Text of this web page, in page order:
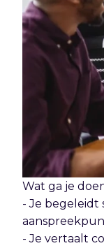
Wat ga je
- Je begeleidt
- Je vertaalt